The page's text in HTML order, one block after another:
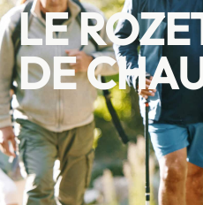
LE
DE